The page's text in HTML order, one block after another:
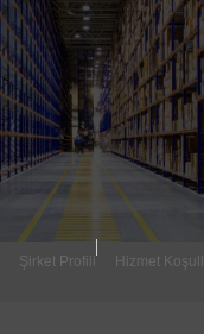
Şirket Profili Hizmet